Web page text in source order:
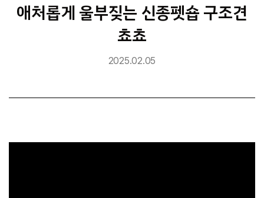
애처롭게 울부짖는 신종펫숍 구조견
쵸쵸
2025.02.05